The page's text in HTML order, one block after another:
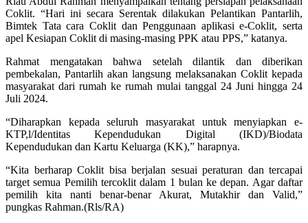
Coklit. “Hari ini secara Serentak dilakukan Pelantikan Pantarlih,
Bimtek Tata cara Coklit dan Penggunaan aplikasi e-Coklit, serta
apel Kesiapan Coklit di masing-masing PPK atau PPS,” katanya.
Rahmat mengatakan bahwa setelah dilantik dan diberikan
pembekalan, Pantarlih akan langsung melaksanakan Coklit kepada
masyarakat dari rumah ke rumah mulai tanggal 24 Juni hingga 24
Juli 2024.
“Diharapkan kepada seluruh masyarakat untuk menyiapkan e-
KTP,l/Identitas Kependudukan Digital (IKD)/Biodata
Kependudukan dan Kartu Keluarga (KK),” harapnya.
“Kita berharap Coklit bisa berjalan sesuai peraturan dan tercapai
target semua Pemilih tercoklit dalam 1 bulan ke depan. Agar daftar
pemilih kita nanti benar-benar Akurat, Mutakhir dan Valid,”
pungkas Rahman.(Rls/RA)